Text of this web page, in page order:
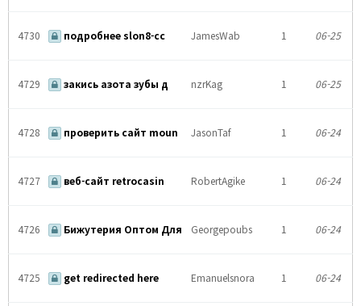
4730 подробнее slon8-cc JamesWab 1 06-25
4729 закись азота зубы д nzrKag 1 06-25
4728 проверить сайт moun JasonTaf 1 06-24
4727 веб-сайт retrocasin RobertAgike 1 06-24
4726 Бижутерия Оптом Для Georgepoubs 1 06-24
4725 get redirected here Emanuelsnora 1 06-24